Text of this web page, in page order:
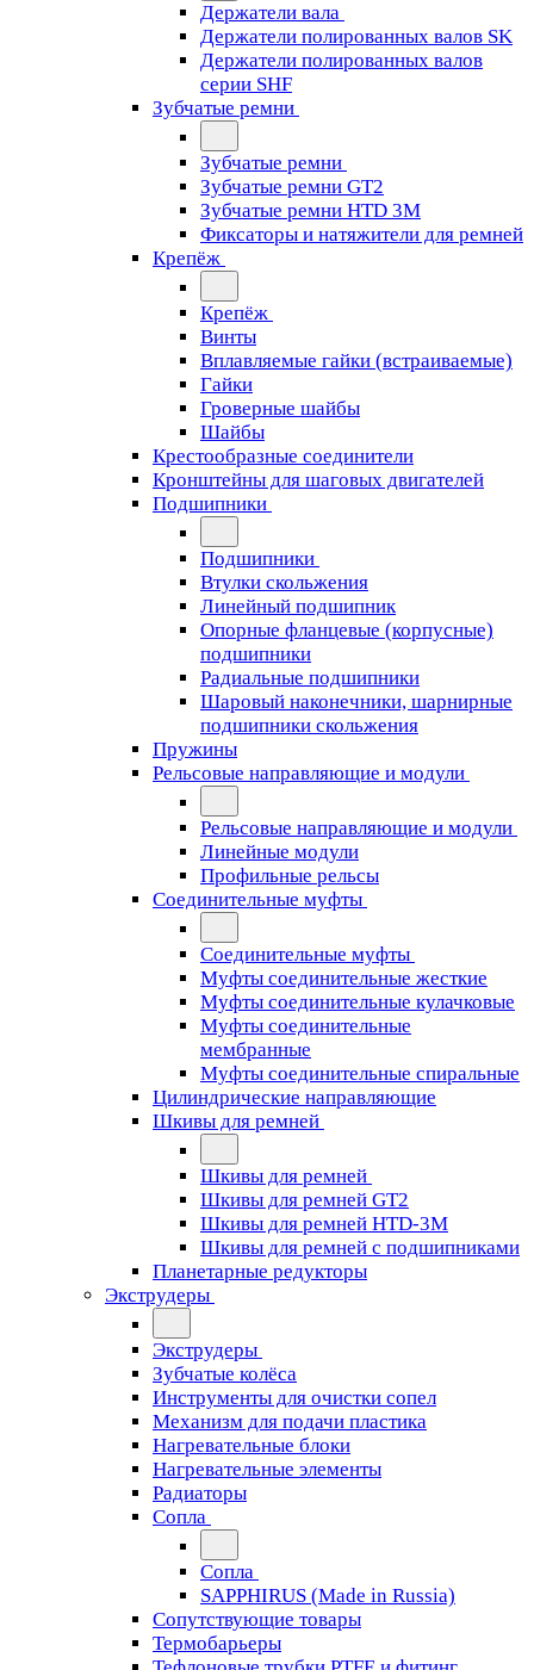
Держатели вала
Держатели полированных валов SK
Держатели полированных валов
серии SHF
Зубчатые ремни
Зубчатые ремни
Зубчатые ремни GT2
Зубчатые ремни HTD 3M
Фиксаторы и натяжители для ремней
Крепёж
Крепёж
Винты
Вплавляемые гайки (встраиваемые)
Гайки
Гроверные шайбы
Шайбы
Крестообразные соединители
Кронштейны для шаговых двигателей
Подшипники
Подшипники
Втулки скольжения
Линейный подшипник
Опорные фланцевые (корпусные)
подшипники
Радиальные подшипники
Шаровый наконечники, шарнирные
подшипники скольжения
Пружины
Рельсовые направляющие и модули
Рельсовые направляющие и модули
Линейные модули
Профильные рельсы
Соединительные муфты
Соединительные муфты
Муфты соединительные жесткие
Муфты соединительные кулачковые
Муфты соединительные
мембранные
Муфты соединительные спиральные
Цилиндрические направляющие
Шкивы для ремней
Шкивы для ремней
Шкивы для ремней GT2
Шкивы для ремней HTD-3M
Шкивы для ремней с подшипниками
Планетарные редукторы
Экструдеры
Экструдеры
Зубчатые колёса
Инструменты для очистки сопел
Механизм для подачи пластика
Нагревательные блоки
Нагревательные элементы
Радиаторы
Сопла
Сопла
SAPPHIRUS (Made in Russia)
Сопутствующие товары
Термобарьеры